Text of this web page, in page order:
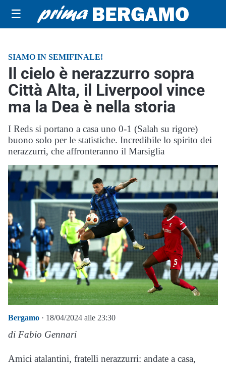
☰
SIAMO IN SEMIFINALE!
Il cielo è nerazzurro sopra
Città Alta, il Liverpool vince
ma la Dea è nella storia
I Reds si portano a casa uno 0-1 (Salah su rigore)
buono solo per le statistiche. Incredibile lo spirito dei
nerazzurri, che affronteranno il Marsiglia
Bergamo · 18/04/2024 alle 23:30
di Fabio Gennari
Amici atalantini, fratelli nerazzurri: andate a casa,